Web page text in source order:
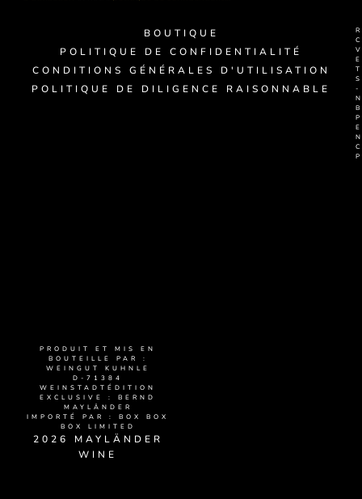
BOUTIQUE
POLITIQUE DE CONFIDENTIALITÉ
CONDITIONS GÉNÉRALES D'UTILISATION
POLITIQUE DE DILIGENCE RAISONNABLE
-
PRODUIT ET MIS EN
BOUTEILLE PAR :
WEINGUT KUHNLE
D-71384
WEINSTADTÉDITION
EXCLUSIVE : BERND
MAYLÄNDER
IMPORTÉ PAR : BOX BOX
BOX LIMITED
2026 MAYLÄNDER
WINE